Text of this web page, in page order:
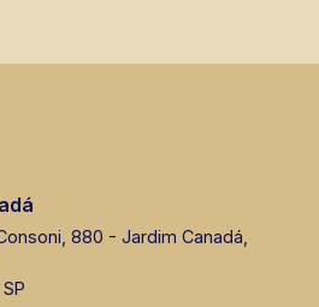
880 - Jardim Canadá,